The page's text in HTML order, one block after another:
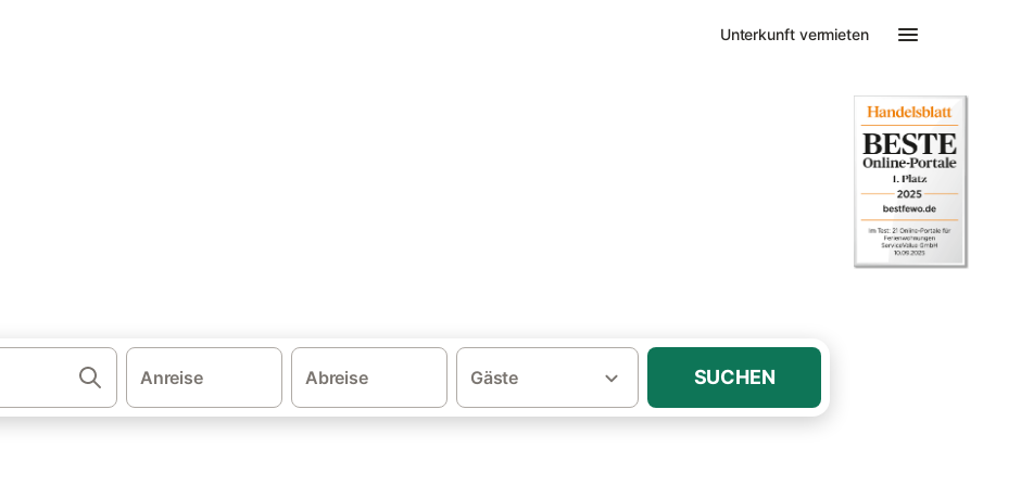
Unterkunft vermieten
Anreise Abreise Gäste SUCHEN